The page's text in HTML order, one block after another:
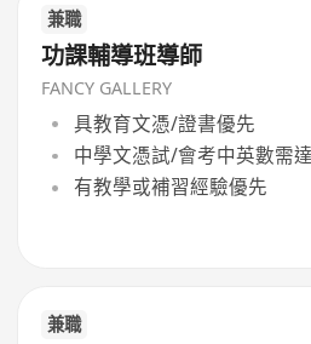
兼職
功課輔導班導師
FANCY GALLERY
具教育文憑/證書優先
中學文憑試/會考中英數需
有教學或補習經驗優先
兼職